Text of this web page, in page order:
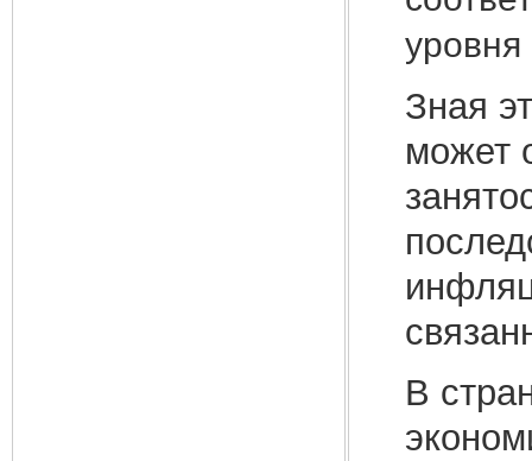
Зная
может
В